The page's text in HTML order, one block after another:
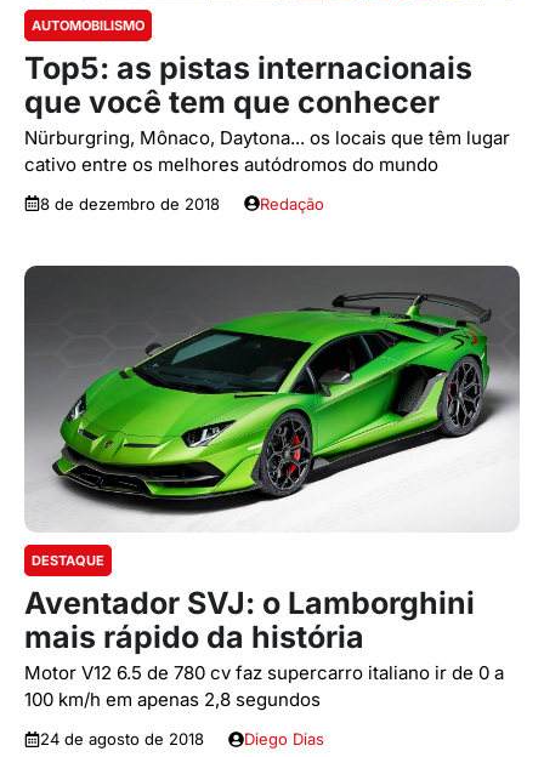
AUTOMOBILISMO
Top5: as pistas internacionais
que você tem que conhecer
Nürburgring, Mônaco, Daytona... os locais que têm lugar
cativo entre os melhores autódromos do mundo
8 de dezembro de 2018 Redação
DESTAQUE
Aventador SVJ: o Lamborghini
mais rápido da história
Motor V12 6.5 de 780 cv faz supercarro italiano ir de 0 a
100 km/h em apenas 2,8 segundos
24 de agosto de 2018 Diego Dias